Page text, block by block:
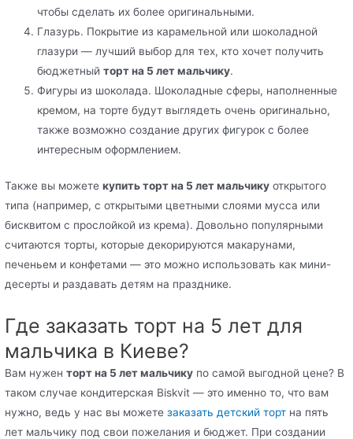
чтобы сделать их более оригинальными.
Глазурь. Покрытие из карамельной или шоколадной
глазури — лучший выбор для тех, кто хочет получить
бюджетныйторт на 5 лет мальчику.
Фигуры из шоколада. Шоколадные сферы, наполненные
кремом, на торте будут выглядеть очень оригинально,
также возможно создание других фигурок с более
интересным оформлением.
Также вы можете купить торт на 5 лет мальчику открытого
типа (например, с открытыми цветными слоями мусса или
бисквитом с прослойкой из крема). Довольно популярными
считаются торты, которые декорируются макарунами,
печеньем и конфетами — это можно использовать как мини-
десерты и раздавать детям на празднике.
Где заказать торт на 5 лет для
мальчика в Киеве?
Вам нужен торт на 5 лет мальчику по самой выгодной цене? В
таком случае кондитерская Biskvit — это именно то, что вам
нужно, ведь у нас вы можете заказать детский торт на пять
лет мальчику под свои пожелания и бюджет. При создании